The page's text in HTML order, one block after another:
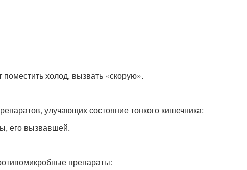
холод, вызвать «скорую».
улучающих состояние тонкого кишечника:
его вызвавшей.
препараты: